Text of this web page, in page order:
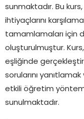
sunmaktadır. Bu
ihtiyaçlarını
tamamlamaları için
oluşturulmuştur.
eşliğinde
sorularını
etkili öğretim
sunulmaktadır.